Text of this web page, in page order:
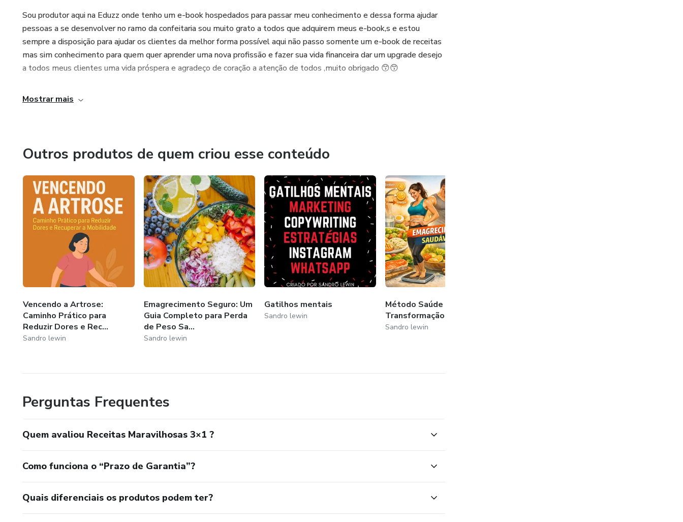
Preparei esse bônus especial para você com (8 receitas) de pães também super fáceis de serem feitas,
Também bem detalhadas. não perca 3 pelo preço de 1.
Sou produtor aqui na Eduzz onde tenho um e-book hospedados para passar meu conhecimento e dessa forma ajudar
pessoas a se desenvolver no ramo da confeitaria sou muito grato a todos que adquirem meus e-book,s e estou
sempre a disposição para ajudar os clientes da melhor forma possível aqui não passo somente um e-book de receitas
mas sim conhecimento para quem quer aprender uma nova profissão e fazer sua vida financeira dar um upgrade desejo
a todos meus clientes uma vida próspera e agradeço de coração a atenção de todos ,muito obrigado 😙😙
Mostrar mais
Outros produtos de quem criou esse conteúdo
Vencendo a Artrose:
Caminho Prático para
Reduzir Dores e Rec...
Sandro lewin
Emagrecimento Seguro: Um
Guia Completo para Perda
de Peso Sa...
Sandro lewin
Gatilhos mentais
Sandro lewin
Método Saúde Integral
Transformação Saudável
Sandro lewin
Perguntas Frequentes
Quem avaliou Receitas Maravilhosas 3×1 ?
Como funciona o “Prazo de Garantia”?
Quais diferenciais os produtos podem ter?